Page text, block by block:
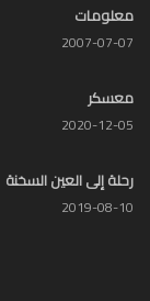
معلومات
2007-07-07
معسكر
2020-12-05
رحلة إلى العين السخنة
2019-08-10